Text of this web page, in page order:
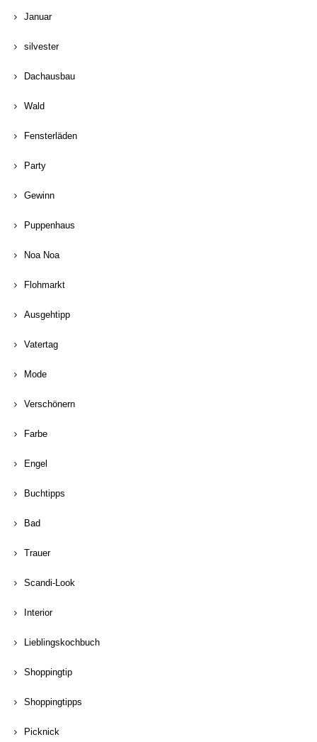
Januar
silvester
Dachausbau
Wald
Fensterläden
Party
Gewinn
Puppenhaus
Noa Noa
Flohmarkt
Ausgehtipp
Vatertag
Mode
Verschönern
Farbe
Engel
Buchtipps
Bad
Trauer
Scandi-Look
Interior
Lieblingskochbuch
Shoppingtip
Shoppingtipps
Picknick